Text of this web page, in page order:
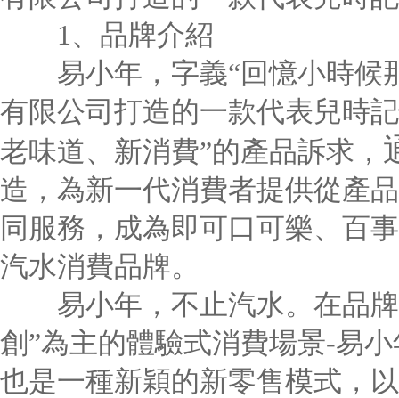
1、品牌介紹
易小年，字義“回憶小時候
有限公司打造的一款代表兒時
老味道、新消費”的產品訴求，
造，為新一代消費者提供從產
同服務，成為即可口可樂、百
汽水消費品牌。
易小年，不止汽水。在品牌
創”為主的體驗式消費場景-易
也是一種新穎的新零售模式，